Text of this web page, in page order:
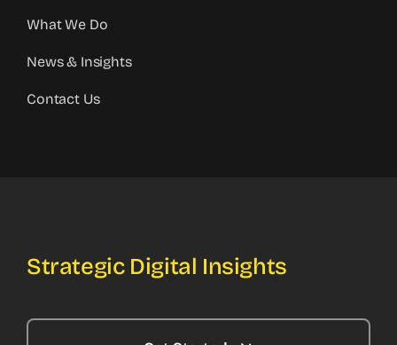
What We Do
News & Insights
Contact Us
Strategic Digital Insights